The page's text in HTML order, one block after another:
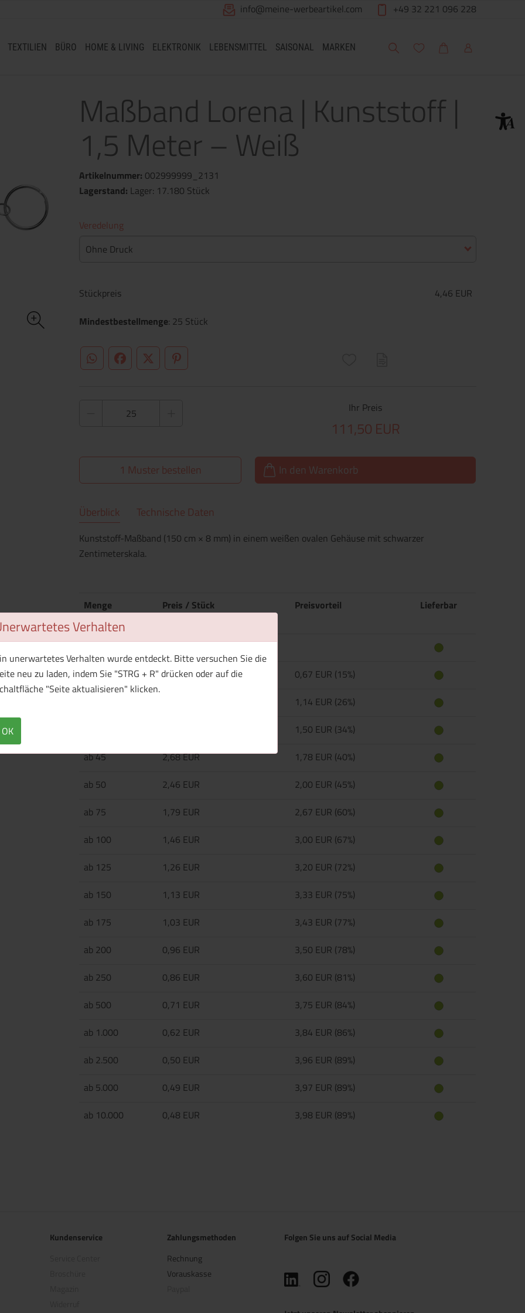
Verhalten
unerwartetes Verhalten wurde entdeckt. Bitte versuchen Sie die
neu zu laden, indem Sie "STRG + R" drücken oder auf die
"Seite aktualisieren" klicken.
OK
info@meine-werbeartikel.com +49 32 221 096 228
TEXTILIEN BÜRO HOME & LIVING ELEKTRONIK LEBENSMITTEL SAISONAL MARKEN Suche Meine Wunschliste
WarenkorbMein Account
Maßband Lorena | Kunststoff |
1,5 Meter – Weiß
Artikelnummer: 002999999_2131
Lagerstand: Lager: 17.180 Stück
Veredelung
Ohne Druck
Stückpreis
4,46 EUR
Mindestbestellmenge: 25 Stück
WhatsApp (#[creator\plugin\share\core\structs\SocialSharingServiceSettings]:only_chrome#)
FacebookTwitter (#[creator\plugin\share\core\structs\SocialSharingServiceSettings]:formaly_twitter#)
Pinterest
Ihr Preis
111,50 EUR
1 Muster bestellen In den Warenkorb
Überblick Technische Daten
Kunststoff-Maßband (150 cm × 8 mm) in einem weißen ovalen Gehäuse mit schwarzer
Zentimeterskala.
Menge
Preis / Stück
Preisvorteil Lieferbar
ab 25
4,46 EUR
ab 30
3,79 EUR
0,67 EUR (15%)
1,14 EUR (26%)
1,50 EUR (34%)
ab 45
2,68 EUR
1,78 EUR (40%)
ab 50
2,46 EUR
2,00 EUR (45%)
ab 75
1,79 EUR
2,67 EUR (60%)
ab 100
1,46 EUR
3,00 EUR (67%)
ab 125
1,26 EUR
3,20 EUR (72%)
ab 150
1,13 EUR
3,33 EUR (75%)
ab 175
1,03 EUR
3,43 EUR (77%)
ab 200
0,96 EUR
3,50 EUR (78%)
ab 250
0,86 EUR
3,60 EUR (81%)
ab 500
0,71 EUR
3,75 EUR (84%)
ab 1.000
0,62 EUR
3,84 EUR (86%)
ab 2.500
0,50 EUR
3,96 EUR (89%)
ab 5.000
0,49 EUR
3,97 EUR (89%)
ab 10.000
0,48 EUR 3,98 EUR (89%)
Kundenservice
Zahlungsmethoden
Rechnung
Vorauskasse
Folgen Sie uns auf Social Media
(öffnet in neuem Tab)
(öffnet in neuem Tab)
(öffnet in neuem Tab)